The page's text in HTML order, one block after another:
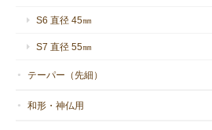
S6 直径 45㎜
S7 直径 55㎜
テーパー（先細）
和形・神仏用